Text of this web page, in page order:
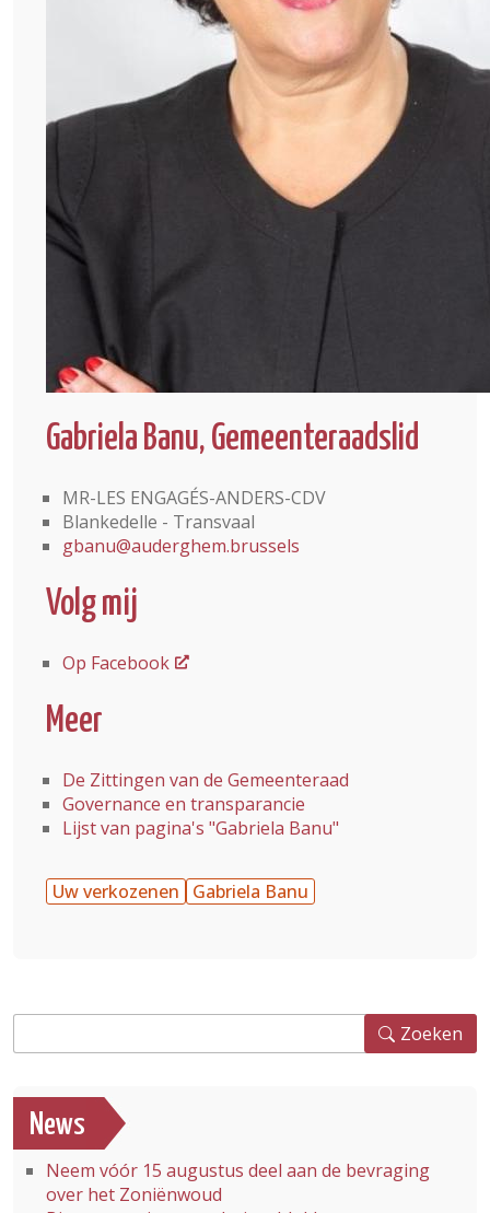
Gabriela Banu, Gemeenteraadslid
MR-LES ENGAGÉS-ANDERS-CDV
Blankedelle - Transvaal
gbanu@auderghem.brussels
Volg mij
Op Facebook
Meer
De Zittingen van de Gemeenteraad
Governance en transparancie
Lijst van pagina's "Gabriela Banu"
Uw verkozenen Gabriela Banu
Zoeken
News
Neem vóór 15 augustus deel aan de bevraging
over het Zoniënwoud